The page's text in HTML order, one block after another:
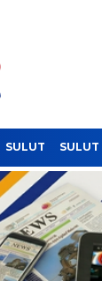
SULUT SULUT